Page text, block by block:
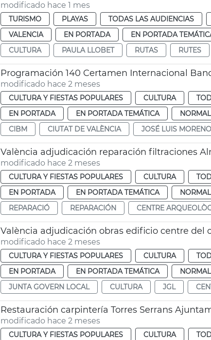
modificado hace 1 mes
TURISMO PLAYAS TODAS LAS AUDIENCIAS
VALENCIA
EN PORTADA EN PORTADA
CULTURA
PAULA LLOBET RUTAS RUTES
Programación 140 Certamen Internacional
modificado hace 2 meses
CULTURA Y FIESTAS POPULARES CULTURA
EN PORTADA
EN PORTADA TEMÁTICA NORMAL
CIBM
CIUTAT DE VALÈNCIA JOSÉ LUIS MORENO
València adjudicación reparación filtraciones
modificado hace 2 meses
CULTURA Y FIESTAS POPULARES CULTURA
EN PORTADA
EN PORTADA TEMÁTICA NORMAL
REPARACIÓ
REPARACIÓN CENTRE
València adjudicación obras edificio centre del
modificado hace 2 meses
CULTURA Y FIESTAS POPULARES CULTURA
EN PORTADA
EN PORTADA TEMÁTICA NORMAL
JUNTA GOVERN LOCAL
CULTURA JGL
Restauración carpintería Torres Serrans
modificado hace 2 meses
CULTURA Y FIESTAS POPULARES CULTURA